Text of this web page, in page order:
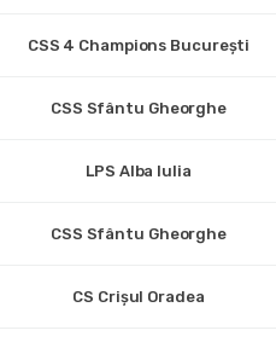
CSS 4 Champions București
CSS Sfântu Gheorghe
LPS Alba Iulia
CSS Sfântu Gheorghe
CS Crișul Oradea